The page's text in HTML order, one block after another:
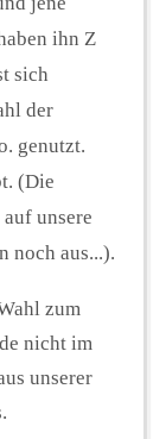
ihn Z
sich
der
genutzt.
(Die
unsere
noch aus...).
zum
nicht im
unserer